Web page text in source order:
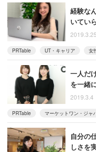
経験な
いてい
2019.3.25
PRTable UT・キャリア 女
一人だ
を一緒
2019.3.4
PRTable マーケットワン・ジャ
自分の
しさを